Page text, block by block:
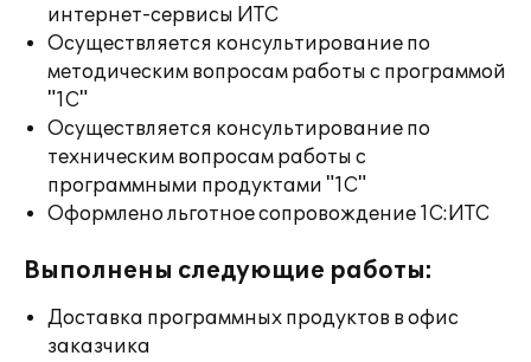
интернет-сервисы ИТС
Осуществляется консультирование по
методическим вопросам работы с программой
"1С"
Осуществляется консультирование по
техническим вопросам работы с
программными продуктами "1С"
Оформлено льготное сопровождение 1С:ИТС
Выполнены следующие работы:
Доставка программных продуктов в офис
заказчика